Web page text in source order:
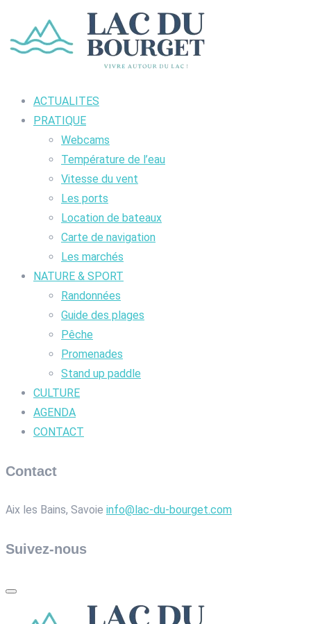
ACTUALITES
PRATIQUE
Webcams
Température de l’eau
Vitesse du vent
Les ports
Location de bateaux
Carte de navigation
Les marchés
NATURE & SPORT
Randonnées
Guide des plages
Pêche
Promenades
Stand up paddle
CULTURE
AGENDA
CONTACT
Contact
Aix les Bains, Savoie info@lac-du-bourget.com
Suivez-nous